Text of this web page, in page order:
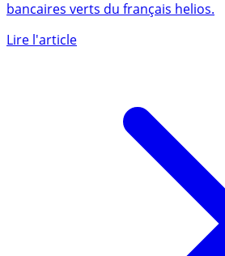
bancaires verts du français helios.